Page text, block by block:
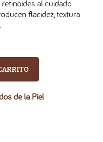
al cuidado
flacidez, textura
de la Piel